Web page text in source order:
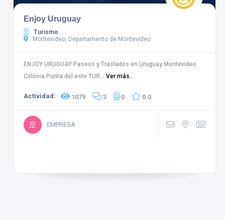
Enjoy Uruguay
Turismo
Montevideo, Departamento de Montevideo
ENJOY URUGUAY Paseos y Traslados en Uruguay Montevideo
Colonia Punta del este TUR... Ver más..
Actividad: 1079 3 0 0.0
EMPRESA